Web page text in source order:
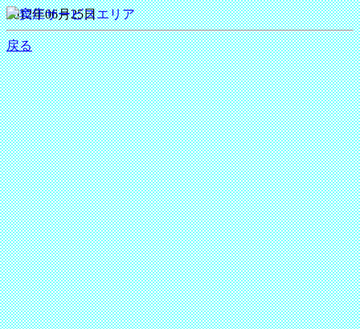
2012年06月25日
戻る